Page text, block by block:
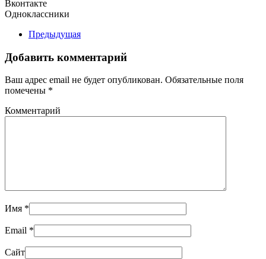
Вконтакте
Одноклассники
Предыдущая
Добавить комментарий
Ваш адрес email не будет опубликован. Обязательные поля
помечены *
Комментарий
Имя *
Email *
Сайт